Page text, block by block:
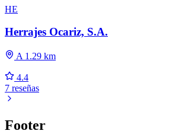
HE
Herrajes Ocariz, S.A.
A 1.29 km
4.4
7 reseñas
Footer